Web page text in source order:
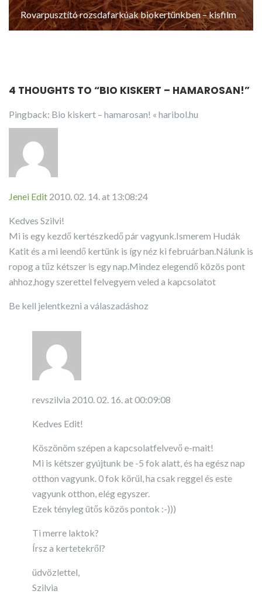
Rovarpusztító rozsdafarkúak biokertünkben – kisfilm
4 THOUGHTS TO “BIO KISKERT – HAMAROSAN!”
Pingback: Bio kiskert – hamarosan! « haribol.hu
Jenei Edit 2010. 02. 14. at 13:08:24
Kedves Szilvi!
Mi is egy kezdő kertészkedő pár vagyunk.Ismerem Hudák
Katit és a mi leendő kertünk is így néz ki februárban.Nálunk is
ropog a tűz kétszer is egy nap.Mindez elegendő közös pont
ahhoz,hogy szerettel felvegyem veled a kapcsolatot
Be kell jelentkezni a válaszadáshoz
revszilvia 2010. 02. 16. at 00:09:08
Kedves Edit!
Köszönöm szépen a kapcsolatfelvevő e-mait!
Mi is kétszer gyújtunk be -5 fok alatt, és ha egész nap
otthon vagyunk. 0 fok körül, ha csak reggel és este
vagyunk otthon, elég egyszer.
Ezek tényleg ütős közös pontok :-)))
Ti merre laktok?
Írsz a kertetekről?
üdvözlettel,
Szilvia